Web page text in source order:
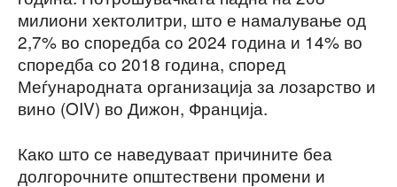
милиони хектолитри, што е намалување од
2,7% во споредба со 2024 година и 14% во
споредба со 2018 година, според
Меѓународната организација за лозарство и
вино (OIV) во Дижон, Франција.
Како што се наведуваат причините беа
долгорочните општествени промени и